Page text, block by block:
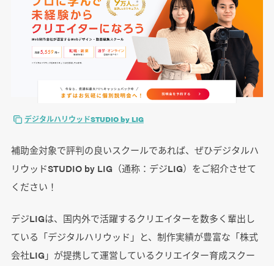
デジタルハリウッドSTUDIO by LIG
補助金対象で評判の良いスクールであれば、ぜひデジタルハ
リウッドSTUDIO by LIG（通称：デジLIG）をご紹介させて
ください！
デジLIGは、国内外で活躍するクリエイターを数多く輩出し
ている「デジタルハリウッド」と、制作実績が豊富な「株式
会社LIG」が提携して運営しているクリエイター育成スクー